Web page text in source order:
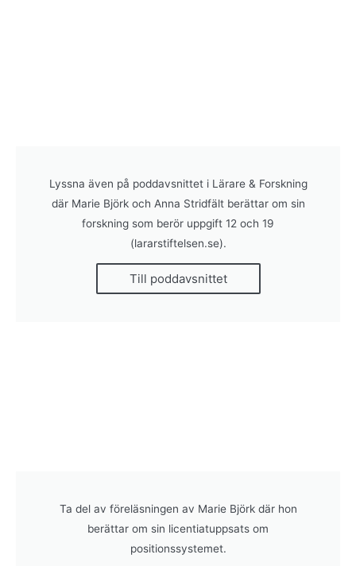
Lyssna även på poddavsnittet i Lärare & Forskning
där Marie Björk och Anna Stridfält berättar om sin
forskning som berör uppgift 12 och 19
(lararstiftelsen.se).
Till poddavsnittet
Ta del av föreläsningen av Marie Björk där hon
berättar om sin licentiatuppsats om
positionssystemet.